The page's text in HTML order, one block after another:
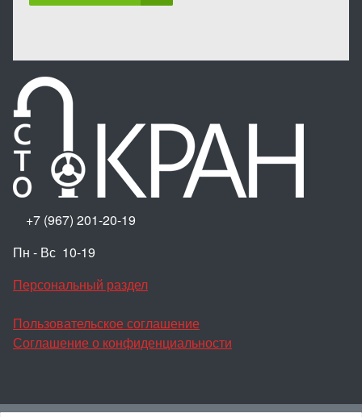
+7 (967) 201-20-19
Пн - Вс 10-19
Персональный раздел
Пользовательское соглашение
Соглашение о конфиденциальности